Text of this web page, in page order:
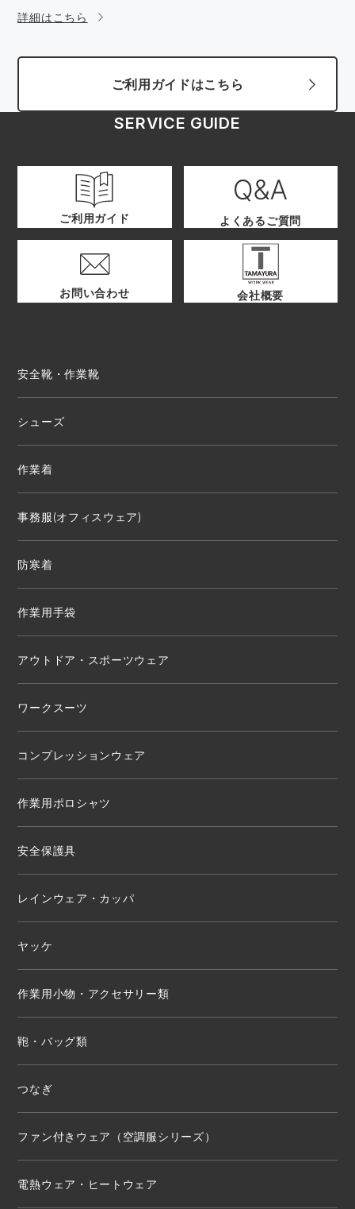
詳細はこちら
ご利用ガイドはこちら
SERVICE GUIDE
ご利用ガイド よくあるご質問
お問い合わせ 会社概要
安全靴・作業靴
シューズ
作業着
事務服(オフィスウェア)
防寒着
作業用手袋
アウトドア・スポーツウェア
ワークスーツ
コンプレッションウェア
作業用ポロシャツ
安全保護具
レインウェア・カッパ
ヤッケ
作業用小物・アクセサリー類
鞄・バッグ類
つなぎ
ファン付きウェア（空調服シリーズ）
電熱ウェア・ヒートウェア